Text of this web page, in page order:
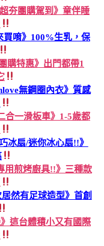
夯團購駕到》童伴睡
買唷》100%生乳，保
購特惠》出門都帶1
無鋼圈內衣》質感
合一滑板車》1-5歲都
冰扇/迷你冰心扇!!》
用煎烤廚具!!》三種款
然有足球造型》首創
這台體積小又有國際